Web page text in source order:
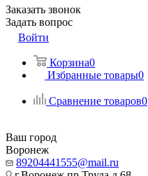
Заказать звонок
Задать вопрос
Войти
Корзина0
Избранные товары0
Сравнение товаров0
Ваш город
Воронеж
89204441555@mail.ru